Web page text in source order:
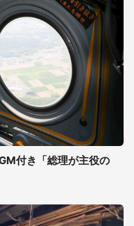
付き「総理が主役の